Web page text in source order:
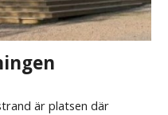
är platsen där